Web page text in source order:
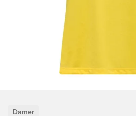
Damer